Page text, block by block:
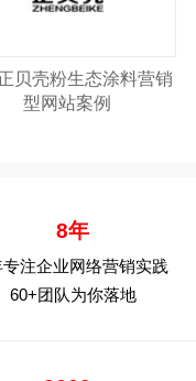
贝壳粉生态涂料营销
型网站案例
8年
专注企业网络营销实践
60+团队为你落地